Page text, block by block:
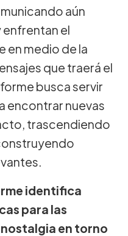
aún
el
en medio de la
que traerá el
busca servir
encontrar nuevas
trascendiendo
identifica
para las
en torno